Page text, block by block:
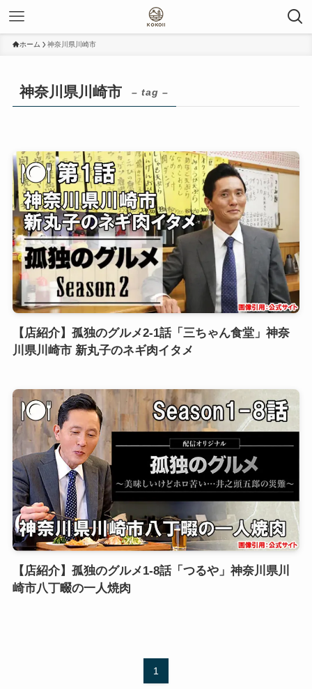
ホーム 神奈川県川崎市
神奈川県川崎市 – tag –
【店紹介】孤独のグルメ2-1話「三ちゃん食堂」神奈
川県川崎市 新丸子のネギ肉イタメ
【店紹介】孤独のグルメ1-8話「つるや」神奈川県川
崎市八丁畷の一人焼肉
1